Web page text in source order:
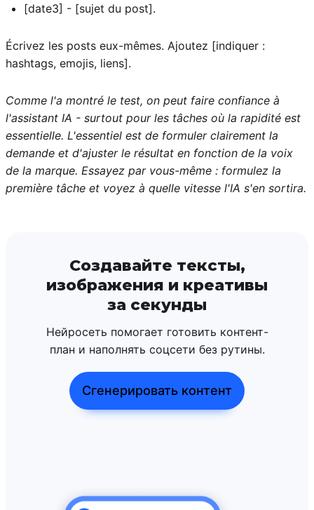
[date3] - [sujet du post].
Écrivez les posts eux-mêmes. Ajoutez [indiquer :
hashtags, emojis, liens].
Comme l'a montré le test, on peut faire confiance à
l'assistant IA - surtout pour les tâches où la rapidité est
essentielle. L'essentiel est de formuler clairement la
demande et d'ajuster le résultat en fonction de la voix
de la marque. Essayez par vous-même : formulez la
première tâche et voyez à quelle vitesse l'IA s'en sortira.
Создавайте тексты,
изображения и креативы
за секунды
Нейросеть помогает готовить контент-
план и наполнять соцсети без рутины.
Сгенерировать контент